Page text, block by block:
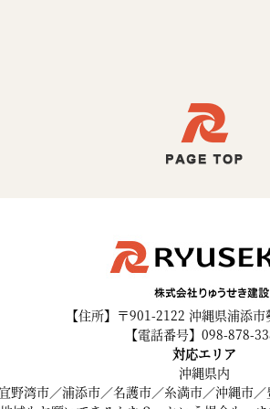
【住所】〒901-2122 沖縄県浦添
【電話番号】098-878-
対応エリア
沖縄県内
野湾市／浦添市／名護市／糸満市／沖縄市